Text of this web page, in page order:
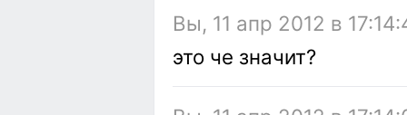
Вы, 11 апр 2012 в
это че значит?